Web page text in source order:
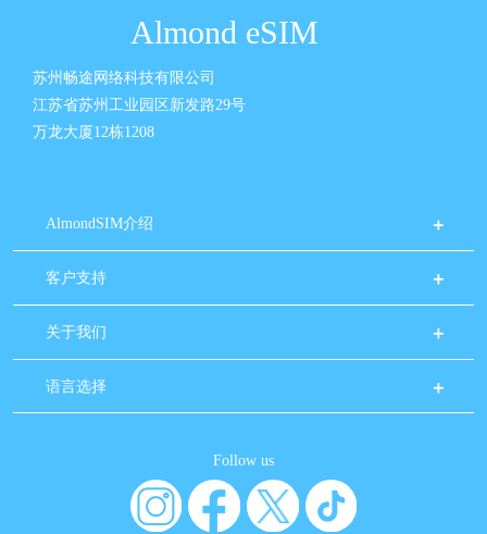
Almond eSIM
苏州畅途网络科技有限公司
江苏省苏州工业园区新发路29号
万龙大厦12栋1208
AlmondSIM介绍
客户支持
关于我们
语言选择
Follow us